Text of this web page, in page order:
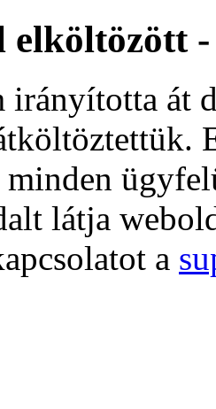
elköltözött -
irányította át
minden
látja
a